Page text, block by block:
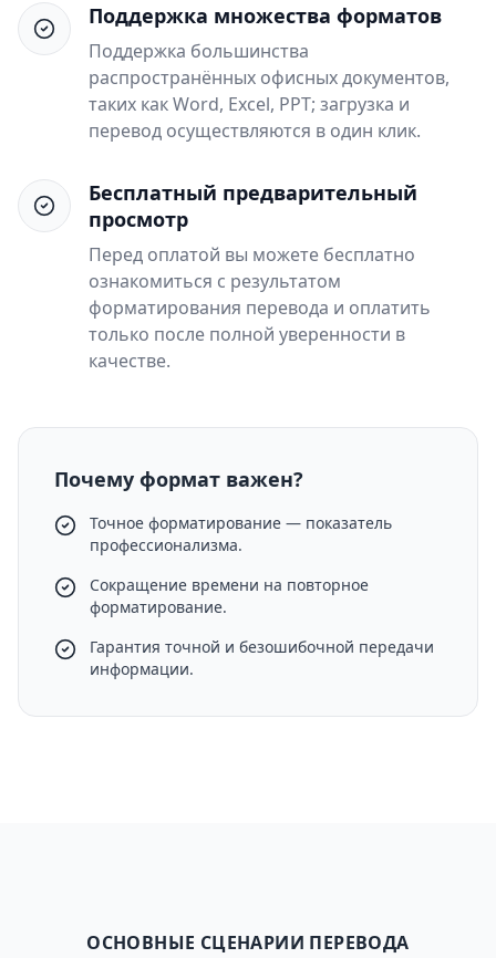
Поддержка множества форматов
Поддержка большинства
распространённых офисных документов,
таких как Word, Excel, PPT; загрузка и
перевод осуществляются в один клик.
Бесплатный предварительный
просмотр
Перед оплатой вы можете бесплатно
ознакомиться с результатом
форматирования перевода и оплатить
только после полной уверенности в
качестве.
Почему формат важен?
Точное форматирование — показатель
профессионализма.
Сокращение времени на повторное
форматирование.
Гарантия точной и безошибочной передачи
информации.
ОСНОВНЫЕ СЦЕНАРИИ ПЕРЕВОДА